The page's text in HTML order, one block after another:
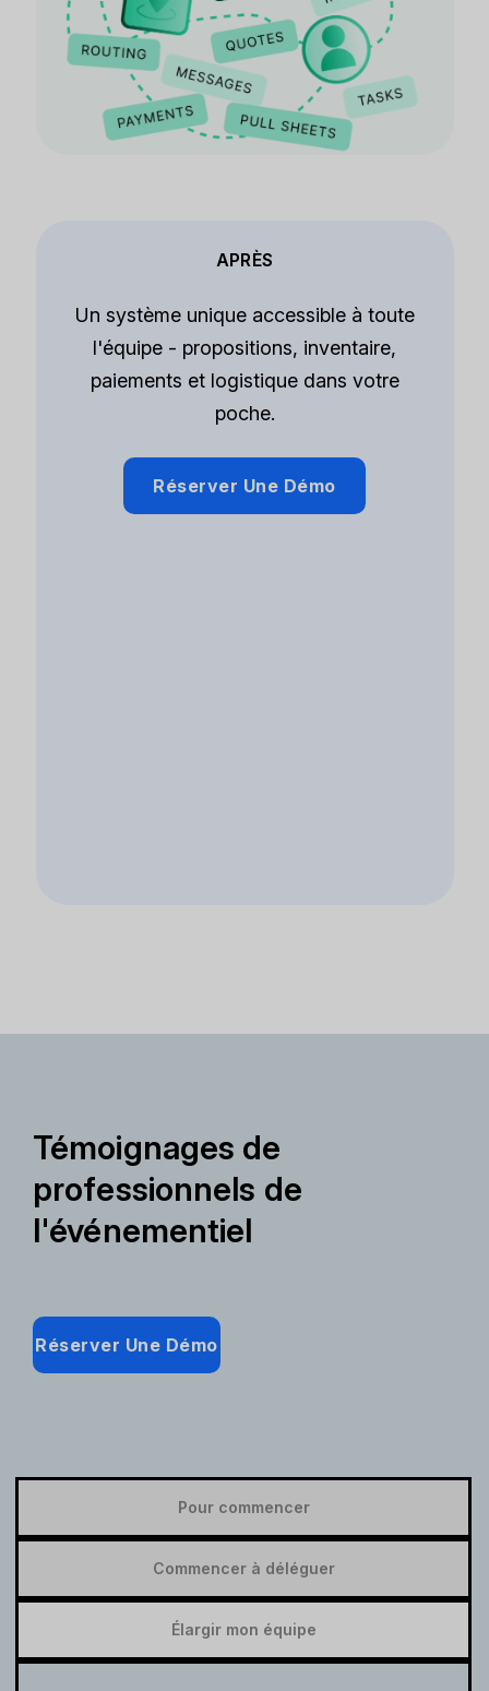
APRÈS
Un système unique accessible à toute
l'équipe - propositions, inventaire,
paiements et logistique dans votre
poche.
Réserver Une Démo
Témoignages de
professionnels de
l'événementiel
Réserver Une Démo
Pour commencer
Commencer à déléguer
Élargir mon équipe